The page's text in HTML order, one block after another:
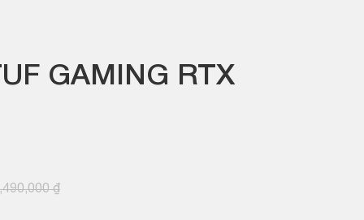
GAMING RTX
₫